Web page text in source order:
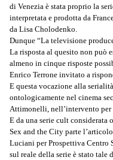
di Venezia è stata proprio la
interpretata e prodotta da
da Lisa Cholodenko.
Dunque “La televisione
La risposta al quesito non può
almeno in cinque risposte
Enrico Terrone invitato a
E questa vocazione alla
ontologicamente nel cinema
Attimonelli, nell’intervento per
E da una serie cult considerata
Sex and the City parte
Luciani per Prospettiva Centro
sul reale della serie è stato tale